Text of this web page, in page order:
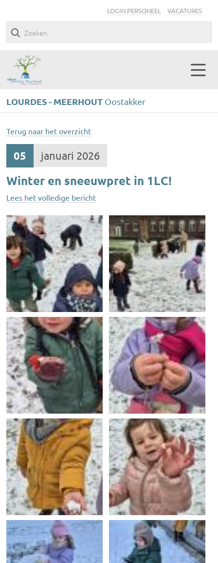
LOGIN PERSONEEL VACATURES
LOURDES - MEERHOUT Oostakker
Terug naar het overzicht
05 januari 2026
Winter en sneeuwpret in 1LC!
Lees het volledige bericht